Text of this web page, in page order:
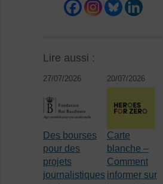
Lire aussi :
27/07/2026
Des bourses
pour des
projets
journalistiques
20/07/2026
Carte
blanche –
Comment
informer sur